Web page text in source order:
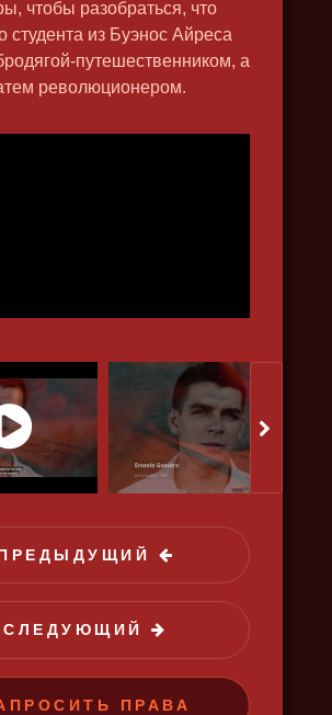
ЗА ГЛУБИНОЙ
познавательный
чтобы разобраться, что
студента из Буэнос Айреса
путешественником, а
революционером.
СЛЕДУЮЩИЙ
ПРАВА